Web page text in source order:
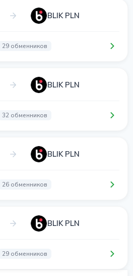
BLIK PLN
29 обменников
BLIK PLN
32 обменников
BLIK PLN
26 обменников
BLIK PLN
29 обменников